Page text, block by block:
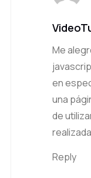
Me
en
una
de
Reply